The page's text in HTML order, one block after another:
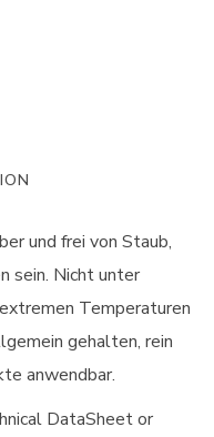
und frei von Staub,
sein. Nicht unter
Temperaturen
gehalten, rein
anwendbar.
DataSheet or